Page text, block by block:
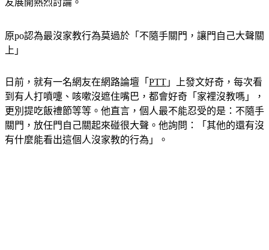
上」
到有人打噴嚏、咳嗽沒遮住嘴巴，都會好奇「家裡沒教嗎」，
更別提吃飯禮節等等。他直言，個人最不能忍受的是：不隨手
關門，放任門自己關起來碰很大聲。他詢問：「其他的還有沒
有什麼能看出這個人沒家教的行為」。